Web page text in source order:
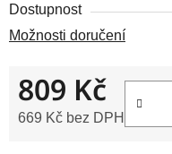
Dostupnost
Možnosti doručení
809 Kč
669 Kč bez DPH